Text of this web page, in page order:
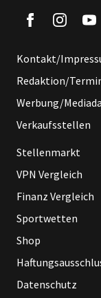
Kontakt/
Redaktion/
Werbung/
Verkaufsstellen
Stellenmarkt
VPN Vergleich
Finanz Vergleich
Sportwetten
Shop
Datenschutz